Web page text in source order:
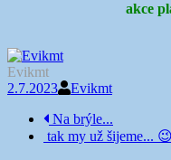
akce
Evikmt
2.7.2023
Evikmt
Navigace
příspěvku
Na brýle...
tak my už šijeme...